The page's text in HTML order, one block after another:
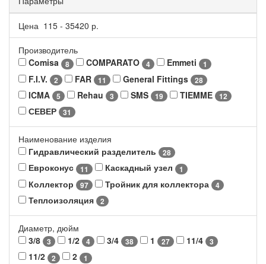
Цена 115 - 35420 р.
Производитель
Comisa
8 COMPARATO 4 Emmeti 1
F.I.V. 2 FAR 11 General Fittings 28
ICMA 5 Rehau 3 SMS 19 TIEMME 12
СЕВЕР 31
Наименование изделия
Гидравлический разделитель
28
Евроконус 11 Каскадный узел 1
Коллектор 97 Тройник для коллектора 4
Теплоизоляция 2
Диаметр, дюйм
3/8
3 1/2 4 3/4 38 1 27 11/4 3
11/2 2 2 1